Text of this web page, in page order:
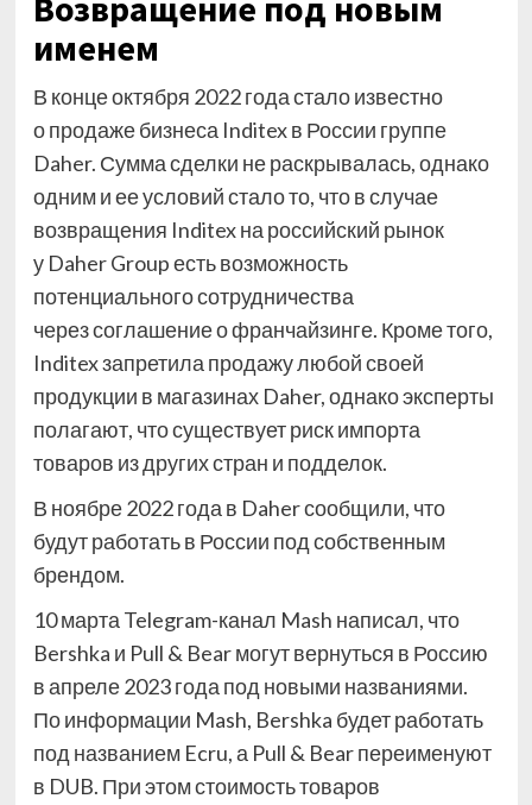
именем
В конце октября 2022 года стало известно
о продаже бизнеса Inditex в России группе
Daher. Сумма сделки не раскрывалась, однако
одним и ее условий стало то, что в случае
возвращения Inditex на российский рынок
у Daher Group есть возможность
потенциального сотрудничества
через соглашение о франчайзинге. Кроме того,
Inditex запретила продажу любой своей
продукции в магазинах Daher, однако эксперты
полагают, что существует риск импорта
товаров из других стран и подделок.
В ноябре 2022 года в Daher сообщили, что
будут работать в России под собственным
брендом.
10 марта Telegram-канал Mash написал, что
Bershka и Pull & Bear могут вернуться в Россию
в апреле 2023 года под новыми названиями.
По информации Mash, Bershka будет работать
под названием Ecru, а Pull & Bear переименуют
в DUB. При этом стоимость товаров